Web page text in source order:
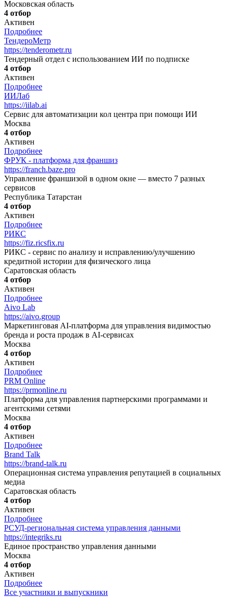
Московская область
4 отбор
Активен
Подробнее
ТендероМетр
https://tenderometr.ru
Тендерный отдел с использованием ИИ по подписке
4 отбор
Активен
Подробнее
ИИЛаб
https://iilab.ai
Сервис для автоматизации кол центра при помощи ИИ
Москва
4 отбор
Активен
Подробнее
ФРУК - платформа для франшиз
https://franch.baze.pro
Управление франшизой в одном окне — вместо 7 разных
сервисов
Республика Татарстан
4 отбор
Активен
Подробнее
РИКС
https://fiz.ricsfix.ru
РИКС - сервис по анализу и исправлению/улучшению
кредитной истории для физического лица
Саратовская область
4 отбор
Активен
Подробнее
Aivo Lab
https://aivo.group
Маркетинговая AI-платформа для управления видимостью
бренда и роста продаж в AI-сервисах
Москва
4 отбор
Активен
Подробнее
PRM Online
https://prmonline.ru
Платформа для управления партнерскими программами и
агентскими сетями
Москва
4 отбор
Активен
Подробнее
Brand Talk
https://brand-talk.ru
Операционная система управления репутацией в социальных
медиа
Саратовская область
4 отбор
Активен
Подробнее
РСУД-региональная система управления данными
https://integriks.ru
Единое пространство управления данными
Москва
4 отбор
Активен
Подробнее
Все участники и выпускники